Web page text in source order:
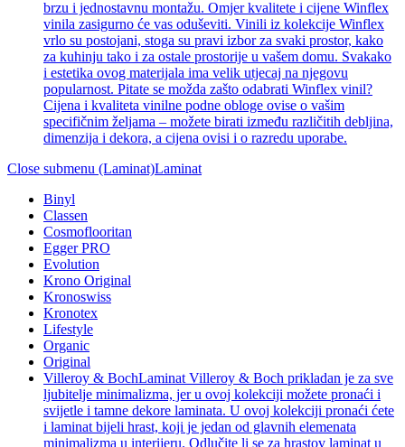
brzu i jednostavnu montažu. Omjer kvalitete i cijene Winflex
vinila zasigurno će vas oduševiti. Vinili iz kolekcije Winflex
vrlo su postojani, stoga su pravi izbor za svaki prostor, kako
za kuhinju tako i za ostale prostorije u vašem domu. Svakako
i estetika ovog materijala ima velik utjecaj na njegovu
popularnost. Pitate se možda zašto odabrati Winflex vinil?
Cijena i kvaliteta vinilne podne obloge ovise o vašim
specifičnim željama – možete birati između različitih debljina,
dimenzija i dekora, a cijena ovisi i o razredu uporabe.
Close submenu (Laminat)Laminat
Binyl
Classen
Cosmoflooritan
Egger PRO
Evolution
Krono Original
Kronoswiss
Kronotex
Lifestyle
Organic
Original
Villeroy & BochLaminat Villeroy & Boch prikladan je za sve
ljubitelje minimalizma, jer u ovoj kolekciji možete pronaći i
svijetle i tamne dekore laminata. U ovoj kolekciji pronaći ćete
i laminat bijeli hrast, koji je jedan od glavnih elemenata
minimalizma u interijeru. Odlučite li se za hrastov laminat u